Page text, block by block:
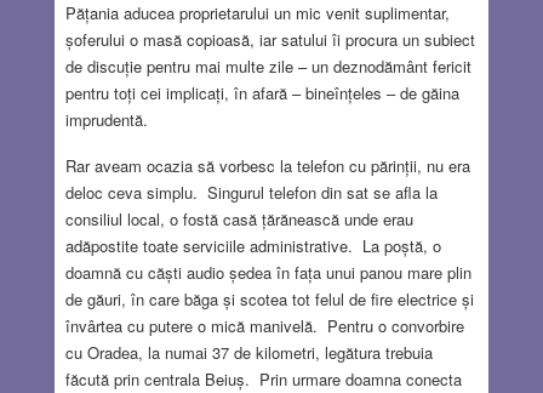
Pățania aducea proprietarului un mic venit suplimentar,
șoferului o masă copioasă, iar satului îi procura un subiect
de discuție pentru mai multe zile – un deznodământ fericit
pentru toți cei implicați, în afară – bineînțeles – de găina
imprudentă.
Rar aveam ocazia să vorbesc la telefon cu părinții, nu era
deloc ceva simplu. Singurul telefon din sat se afla la
consiliul local, o fostă casă țărănească unde erau
adăpostite toate serviciile administrative. La poștă, o
doamnă cu căști audio ședea în fața unui panou mare plin
de găuri, în care băga și scotea tot felul de fire electrice și
învârtea cu putere o mică manivelă. Pentru o convorbire
cu Oradea, la numai 37 de kilometri, legătura trebuia
făcută prin centrala Beiuș. Prin urmare doamna conecta